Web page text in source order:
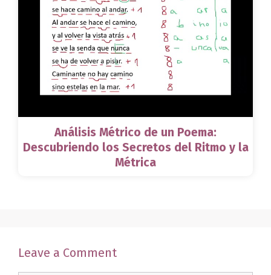
Análisis Métrico de un Poema:
Descubriendo los Secretos del Ritmo y la
Métrica
Leave a Comment